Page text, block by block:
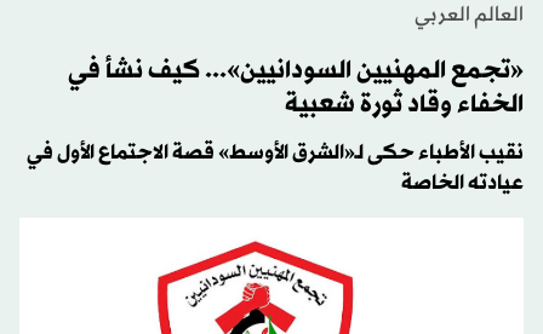
العالم العربي
«تجمع المهنيين السودانيين»... كيف نشأ في
الخفاء وقاد ثورة شعبية
نقيب الأطباء حكى لـ«الشرق الأوسط» قصة الاجتماع الأول في
عيادته الخاصة